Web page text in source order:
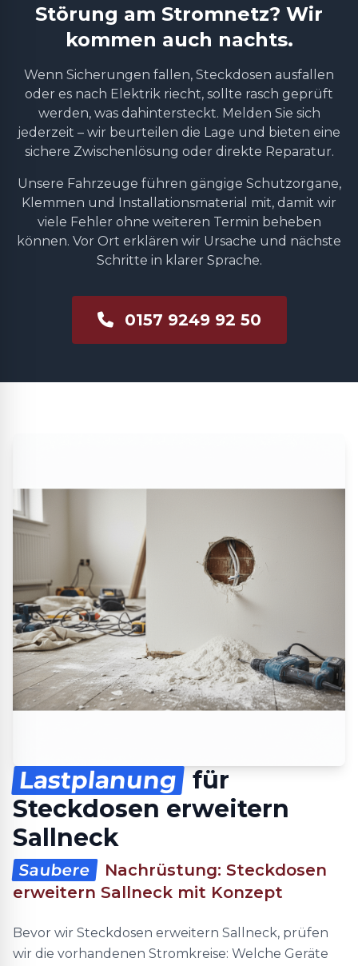
Störung am Stromnetz? Wir
kommen auch nachts.
Wenn Sicherungen fallen, Steckdosen ausfallen
oder es nach Elektrik riecht, sollte rasch geprüft
werden, was dahintersteckt. Melden Sie sich
jederzeit – wir beurteilen die Lage und bieten eine
sichere Zwischenlösung oder direkte Reparatur.
Unsere Fahrzeuge führen gängige Schutzorgane,
Klemmen und Installationsmaterial mit, damit wir
viele Fehler ohne weiteren Termin beheben
können. Vor Ort erklären wir Ursache und nächste
Schritte in klarer Sprache.
0157 9249 92 50
Lastplanung für
Steckdosen erweitern
Sallneck
Saubere
Nachrüstung: Steckdosen
erweitern Sallneck mit Konzept
Bevor wir Steckdosen erweitern Sallneck, prüfen
wir die vorhandenen Stromkreise: Welche Geräte